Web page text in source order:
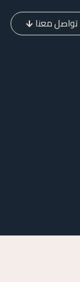
تواصل معنا